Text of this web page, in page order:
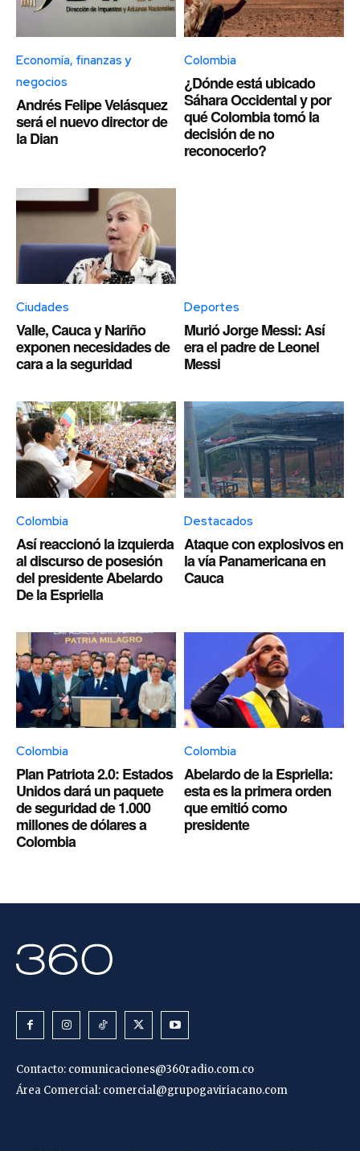
Economía, finanzas y
negocios
Andrés Felipe Velásquez
será el nuevo director de
la Dian
Colombia
¿Dónde está ubicado
Sáhara Occidental y por
qué Colombia tomó la
decisión de no
reconocerlo?
Ciudades
Valle, Cauca y Nariño
exponen necesidades de
cara a la seguridad
Deportes
Murió Jorge Messi: Así
era el padre de Leonel
Messi
Colombia
Así reaccionó la izquierda
al discurso de posesión
del presidente Abelardo
De la Espriella
Destacados
Ataque con explosivos en
la vía Panamericana en
Cauca
Colombia
Plan Patriota 2.0: Estados
Unidos dará un paquete
de seguridad de 1.000
millones de dólares a
Colombia
Colombia
Abelardo de la Espriella:
esta es la primera orden
que emitió como
presidente
Contacto: comunicaciones@360radio.com.co
Área Comercial: comercial@grupogaviriacano.com